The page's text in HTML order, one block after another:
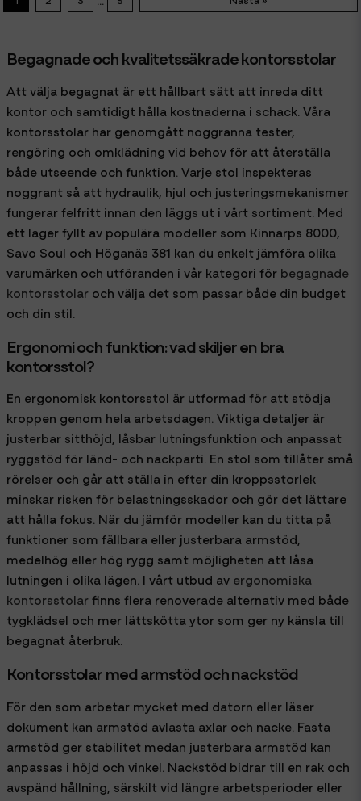
Begagnade och kvalitetssäkrade kontorsstolar
Att välja begagnat är ett hållbart sätt att inreda ditt
kontor och samtidigt hålla kostnaderna i schack. Våra
kontorsstolar har genomgått noggranna tester,
rengöring och omklädning vid behov för att återställa
både utseende och funktion. Varje stol inspekteras
noggrant så att hydraulik, hjul och justeringsmekanismer
fungerar felfritt innan den läggs ut i vårt sortiment. Med
ett lager fyllt av populära modeller som Kinnarps 8000,
Savo Soul och Höganäs 381 kan du enkelt jämföra olika
varumärken och utföranden i vår kategori för begagnade
kontorsstolar och välja det som passar både din budget
och din stil.
Ergonomi och funktion: vad skiljer en bra
kontorsstol?
En ergonomisk kontorsstol är utformad för att stödja
kroppen genom hela arbetsdagen. Viktiga detaljer är
justerbar sitthöjd, låsbar lutningsfunktion och anpassat
ryggstöd för länd- och nackparti. En stol som tillåter små
rörelser och går att ställa in efter din kroppsstorlek
minskar risken för belastningsskador och gör det lättare
att hålla fokus. När du jämför modeller kan du titta på
funktioner som fällbara eller justerbara armstöd,
medelhög eller hög rygg samt möjligheten att låsa
lutningen i olika lägen. I vårt utbud av ergonomiska
kontorsstolarfinns flera renoverade alternativ med både
tygklädsel och mer lättskötta ytor som ger ny känsla till
begagnat återbruk.
Kontorsstolar med armstöd och nackstöd
För den som arbetar mycket med datorn eller läser
dokument kan armstöd avlasta axlar och nacke. Fasta
armstöd ger stabilitet medan justerbara armstöd kan
anpassas i höjd och vinkel. Nackstöd bidrar till en rak och
avspänd hållning, särskilt vid längre arbetsperioder eller